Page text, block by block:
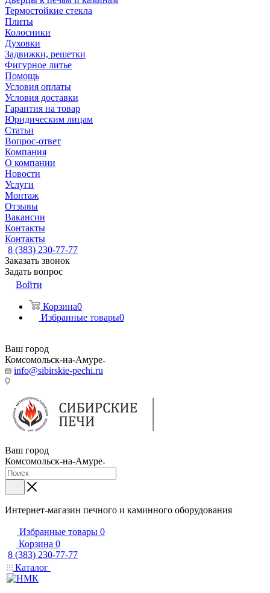
Термостойкие стекла
Плиты
Колосники
Духовки
Задвижки, решетки
Фигурное литье
Помощь
Условия оплаты
Условия доставки
Гарантия на товар
Юридическим лицам
Статьи
Вопрос-ответ
Компания
О компании
Новости
Услуги
Монтаж
Отзывы
Вакансии
Контакты
Контакты
8 (383) 230-77-77
Заказать звонок
Задать вопрос
Войти
Корзина0
Избранные товары0
Ваш город
Комсомольск-на-Амуре
info@sibirskie-pechi.ru
Ваш город
Комсомольск-на-Амуре
Интернет-магазин печного и каминного оборудования
Избранные товары 0
Корзина 0
8 (383) 230-77-77
Каталог